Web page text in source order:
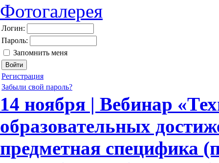
Фотогалерея
Логин:
Пароль:
Запомнить меня
Регистрация
Забыли свой пароль?
14 ноября | Вебинар
образовательных
предметная специфика